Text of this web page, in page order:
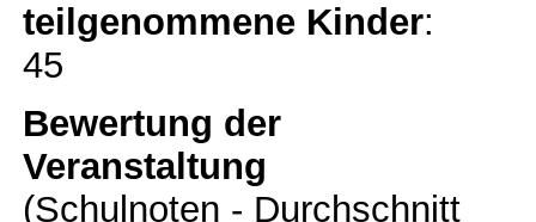
teilgenommene Kinder:
45
Bewertung der
Veranstaltung
(Schulnoten - Durchschnitt